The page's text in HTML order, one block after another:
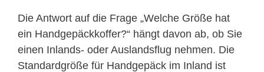
Die Antwort auf die Frage „Welche Größe hat
ein Handgepäckkoffer?“ hängt davon ab, ob Sie
einen Inlands- oder Auslandsflug nehmen. Die
Standardgröße für Handgepäck im Inland ist